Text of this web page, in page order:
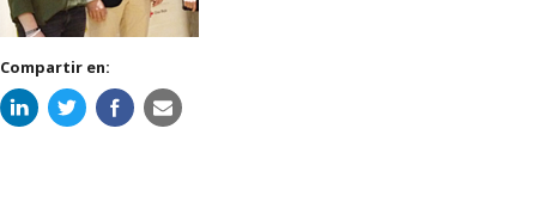
Compartir en: